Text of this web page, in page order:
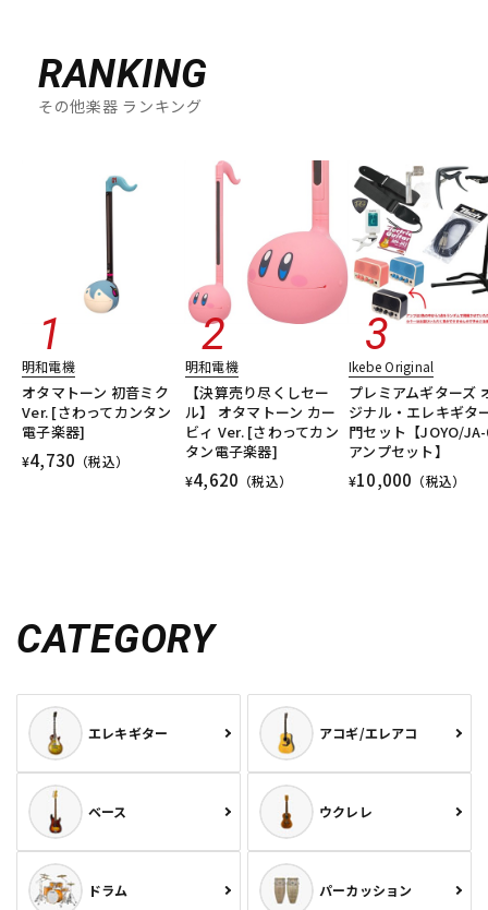
中古
RANKING
その他楽器 ランキング
明和電機
オタマトーン 初音ミク
Ver. [さわってカンタン
電子楽器]
¥4,730 （税込）
明和電機
【決算売り尽くしセー
ル】 オタマトーン カー
ビィ Ver. [さわってカン
タン電子楽器]
¥4,620 （税込）
Ikebe Original
プレミアムギターズ
ジナル・エレキギタ
門セット【JOYO/
アンプセット】
¥10,000 （税込）
CATEGORY
エレキギター アコギ/エレアコ
ベース ウクレレ
ドラム パーカッション